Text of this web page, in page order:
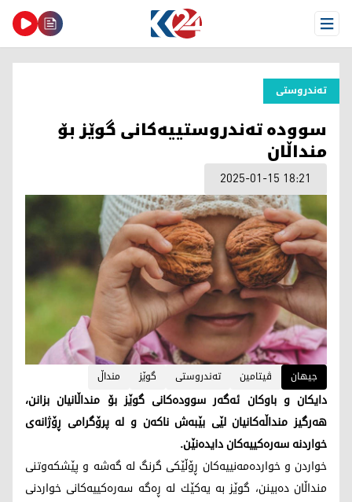
Open Menu
تەندروستی
سوودە تەندروستییەکانی گوێز بۆ
منداڵان
2025-01-15 18:21
جیهان ڤیتامین تەندروستی گوێز منداڵ
دایكان و باوكان ئه‌گه‌ر سووده‌كانی گوێز بۆ منداڵانیان بزانن،
هه‌رگیز منداڵه‌كانیان لێی بێبه‌ش ناكه‌ن و له‌ پرۆگرامی ڕۆژانه‌ی
خواردنه‌ سه‌ره‌كییه‌كان دایده‌نێن.
خواردن و خوارده‌مه‌نییه‌كان ڕۆڵێكی گرنگ له‌ گه‌شه‌ و پێشكه‌وتنی
منداڵان ده‌بینن، گوێز به‌ یه‌كێك له‌ ڕه‌گه‌ سه‌ره‌كییه‌كانی خواردنی